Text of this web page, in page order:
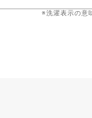
※洗濯表示の意